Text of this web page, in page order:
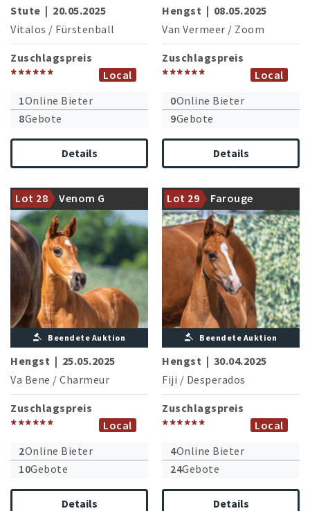
Stute | 20.05.2025
Vitalos / Fürstenball
Zuschlagspreis
******
Local
1Online Bieter
8Gebote
Details
Hengst | 08.05.2025
Van Vermeer / Zoom
Zuschlagspreis
******
Local
0Online Bieter
9Gebote
Details
Lot 28 Venom G
Mutterstamm des
international erfolgreichen
Hengstes Galaxy
Beendete Auktion
Hengst | 25.05.2025
Va Bene / Charmeur
Zuschlagspreis
******
Local
2Online Bieter
10Gebote
Details
Lot 29 Farouge
Der junge Fiji begeistert
abermals mit seinen
Nachkommen
Beendete Auktion
Hengst | 30.04.2025
Fiji / Desperados
Zuschlagspreis
******
Local
4Online Bieter
24Gebote
Details